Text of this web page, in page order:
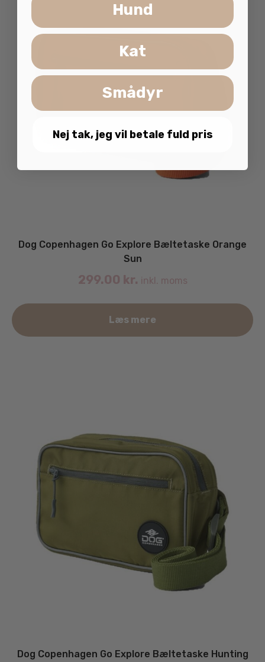
Dog Copenhagen Go Explore Bæltetaske Orange
Sun
299.00 kr. inkl. moms
Læs mere
Dog Copenhagen Go Explore Bæltetaske Hunting
Hund
Kat
Smådyr
Nej tak, jeg vil betale fuld pris